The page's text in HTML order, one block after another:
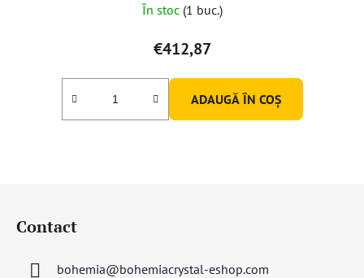
În stoc (1 buc.)
€412,87
ADAUGĂ ÎN COŞ
Contact
bohemia@bohemiacrystal-eshop.com